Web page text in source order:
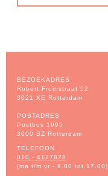
BEZOEKADRES
Robert Fruinstraat 52
3021 XE Rotterdam
POSTADRES
Postbus 1995
3000 BZ Rotterdam
TELEFOON
010 - 4127828
(ma t/m vr - 9.00 tot 17.00)